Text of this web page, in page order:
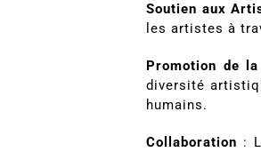
Soutien aux
les artistes à
Promotion de
diversité
humains.
Collaboration :